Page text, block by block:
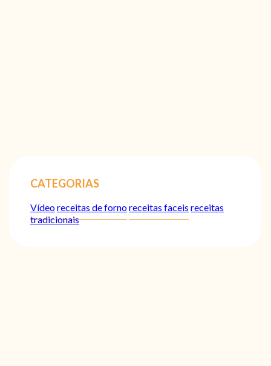
CATEGORIAS
Vídeoreceitas de fornoreceitas faceis receitas
tradicionais